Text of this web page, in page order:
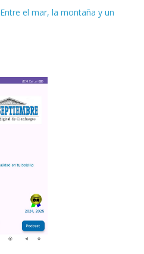
Entre el mar, la montaña y un